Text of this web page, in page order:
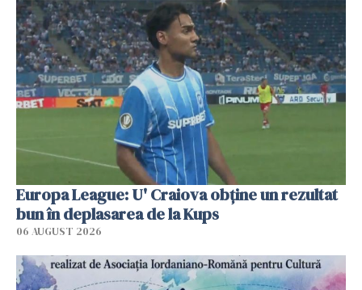
Europa League: U' Craiova obține un rezultat
bun în deplasarea de la Kups
06 AUGUST 2026